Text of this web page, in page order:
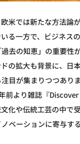
米では新たな方法論
る一方で、ビジネス
去の知恵」の重要性
の拡大も背景に、日
目が集まりつつありま
前より雑誌『
化や伝統工芸の中で
ベーションに寄与す